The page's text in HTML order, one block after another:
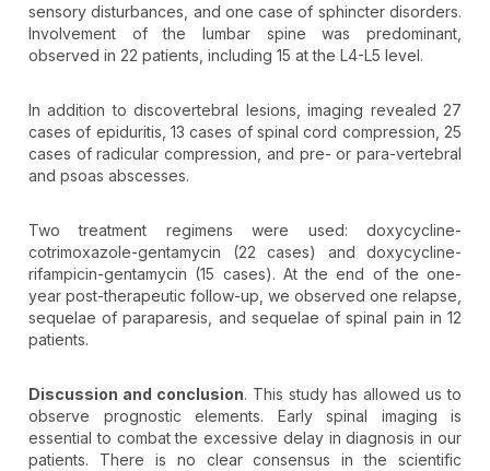
sensory disturbances, and one case of sphincter disorders.
Involvement of the lumbar spine was predominant,
observed in 22 patients, including 15 at the L4-L5 level.
In addition to discovertebral lesions, imaging revealed 27
cases of epiduritis, 13 cases of spinal cord compression, 25
cases of radicular compression, and pre- or para-vertebral
and psoas abscesses.
Two treatment regimens were used: doxycycline-
cotrimoxazole-gentamycin (22 cases) and doxycycline-
rifampicin-gentamycin (15 cases). At the end of the one-
year post-therapeutic follow-up, we observed one relapse,
sequelae of paraparesis, and sequelae of spinal pain in 12
patients.
Discussion and conclusion. This study has allowed us to
observe prognostic elements. Early spinal imaging is
essential to combat the excessive delay in diagnosis in our
patients. There is no clear consensus in the scientific